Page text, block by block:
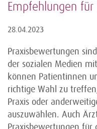
Empfehlungen für
28.04.2023
Praxisbewertungen
der sozialen Medien
können Patientinnen
richtige Wahl zu
Praxis oder
auszuwählen. Auch